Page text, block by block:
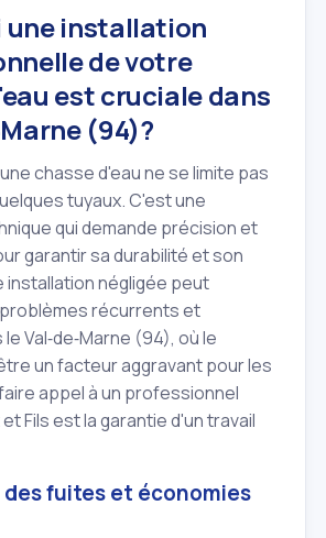
une installation
de votre
est cruciale dans
(94)?
chasse d'eau ne se limite pas
tuyaux. C'est une
qui demande précision et
garantir sa durabilité et son
installation négligée peut
récurrents et
Val‑de‑Marne (94), où le
un facteur aggravant pour les
appel à un professionnel
Fils est la garantie d'un travail
fuites et économies